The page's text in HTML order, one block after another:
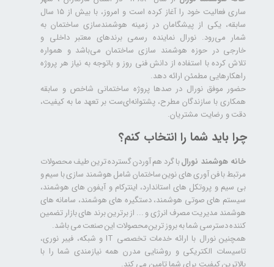
ساری فعالیت خود را آغاز کرده است و امروز، با بیش از ۱۵ سال
سابقه، یکی از پیشگامان در زمینه هوشمندسازی ساختمان به
شمار می‌رود. نورال نماینده رسمی برندهای معتبر داخلی و
خارجی در حوزه هوشمند سازی ساختمان می‌باشد و همواره
تلاش کرده با استفاده از دانش فنی روز و باتوجه به نیاز هر پروژه
راهکارهایی مطمئن ارائه دهد.
حضور موفق نورال در صدها پروژه‌ ساختمانی شاخص و سابقه
همکاری با سازندگان مطرح، پشتوانه‌ای‌ست بر تعهد ما به کیفیت،
دقت و رضایت مشتریان.
چرا باید شما را انتخاب کنم؟
خانه هوشمند نورالبا گرد هم آوردن گسترده ترین طیف محصولات
مرتبط با فن آوری های نوین ساختمان شامل هوشمند سازی با سیم و
بی سیم و پروتکل های استاندارد، اینترکام و آیفون های هوشمند،
سیستم های صوتی هوشمند، دستگیره های هوشمند، سامانه های
هوشمند مدیریت مصرف انرژی و ... از برترین برند های بازار تضمین
کننده دسترسی شما به بروز ترین محصولات این صنعت می باشد.
همچنین نورال با ارائه خدمات تخصصی IT و شبکه، فیبر نوری،
تاسیسات الکتریکی و روشنایی مدرن همه نیازمندی شما را با